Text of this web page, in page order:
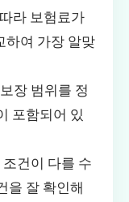
라 보험료가
하여 가장 알맞
장 범위를 정
포함되어 있
건이 다를 수
을 잘 확인해